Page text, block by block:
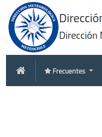
Frecuentes